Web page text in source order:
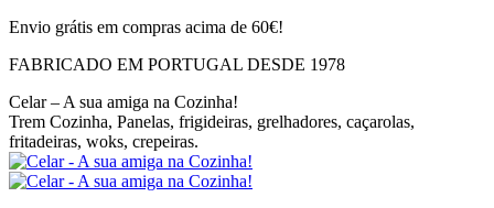
Skip
content
Envio grátis em compras acima de 60€!
FABRICADO EM PORTUGAL DESDE 1978
Celar – A sua amiga na Cozinha!
Trem Cozinha, Panelas, frigideiras, grelhadores, caçarolas,
fritadeiras, woks, crepeiras.